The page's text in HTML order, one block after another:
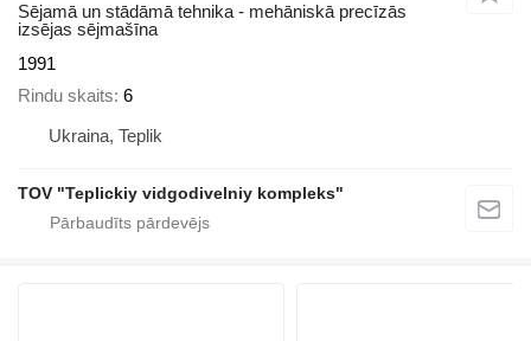
Sējamā un stādāmā tehnika - mehāniskā precīzās
izsējas sējmašīna
1991
Rindu skaits 6
Ukraina, Teplik
TOV "Teplickiy vidgodivelniy kompleks"